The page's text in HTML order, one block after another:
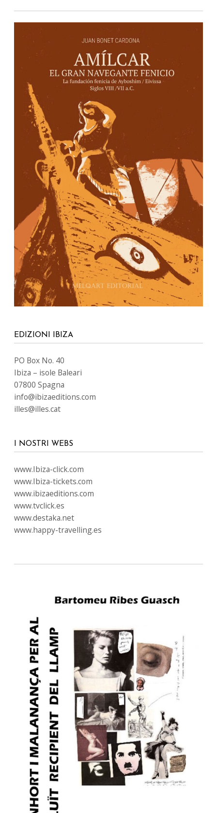
EDIZIONI IBIZA
PO Box No. 40
Ibiza – isole Baleari
07800 Spagna
info@ibizaeditions.com
illes@illes.cat
I NOSTRI WEBS
www.Ibiza-click.com
www.Ibiza-tickets.com
www.ibizaeditions.com
www.tvclick.es
www.destaka.net
www.happy-travelling.es
LINGUE
SEGUICI